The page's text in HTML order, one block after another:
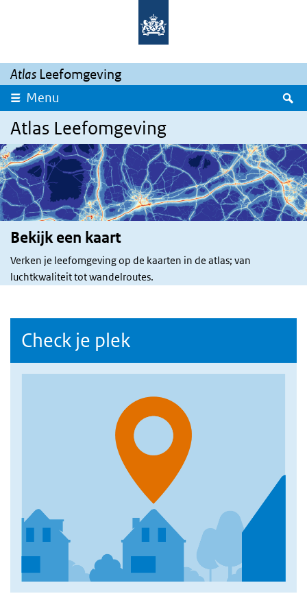
Overslaan en naar de inhoud gaan
Atlas Leefomgeving
Menu
Atlas Leefomgeving
Bekijk een kaart
Verken je leefomgeving op de kaarten in de atlas; van
luchtkwaliteit tot wandelroutes.
Check je plek